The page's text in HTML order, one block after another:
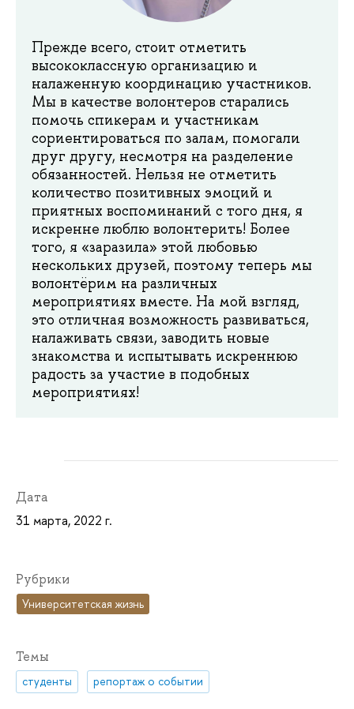
Прежде всего, стоит отметить
высококлассную организацию и
налаженную координацию участников.
Мы в качестве волонтеров старались
помочь спикерам и участникам
сориентироваться по залам, помогали
друг другу, несмотря на разделение
обязанностей. Нельзя не отметить
количество позитивных эмоций и
приятных воспоминаний с того дня, я
искренне люблю волонтерить! Более
того, я «заразила» этой любовью
нескольких друзей, поэтому теперь мы
волонтёрим на различных
мероприятиях вместе. На мой взгляд,
это отличная возможность развиваться,
налаживать связи, заводить новые
знакомства и испытывать искреннюю
радость за участие в подобных
мероприятиях!
Дата
31 марта, 2022 г.
Рубрики
Университетская жизнь
Темы
студенты репортаж о событии